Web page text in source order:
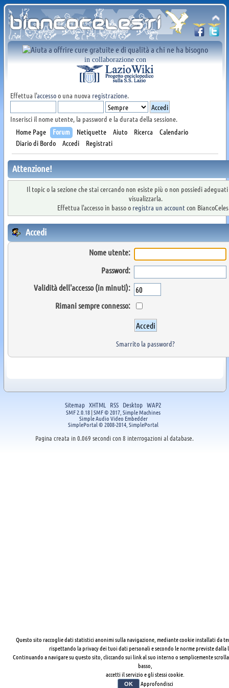
in collaborazione con
Effettua l'accessoo una nuova registrazione.
Inserisci il nome utente, la password e la durata della sessione.
Home Page
Forum Netiquette Aiuto Ricerca
Calendario
Diario di Bordo
Accedi Registrati
Attenzione!
Il topic o la sezione che stai cercando non esiste più o non possiedi
visualizzarla.
Effettua l'accesso in basso o registra un account con
Accedi
Nome utente:
Password:
Validità dell'accesso (in minuti):
Rimani sempre connesso:
Smarrito la password?
Sitemap XHTML RSS Desktop WAP2
SMF 2.0.18|SMF © 2017 Simple Machines
Simple Audio Video Embedder
SimplePortal © 2008-2014, SimplePortal
Pagina creata in 0.069 secondi con 8 interrogazioni al database.
Questo sito raccoglie dati statistici anonimi sulla navigazione, mediante cookie installati da
rispettando la privacy dei tuoi dati personali e secondo le norme previste dalla
Continuando a navigare su questo sito, cliccando sui link al suo interno o semplicemente
basso,
accetti il servizio e gli stessi cookie.
OK Approfondisci